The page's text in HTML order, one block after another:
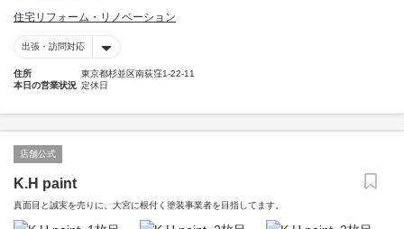
住宅リフォーム・リノベーション
出張・訪問対応
住所
東京都杉並区南荻窪1-22-11
本日の営業状況 定休日
店舗公式
K.H paint
真面目と誠実を売りに、大宮に根付く塗装事業者を目指してます。